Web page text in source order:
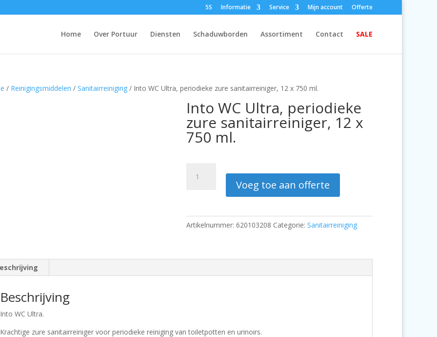
5S Informatie Service Mijn account Offerte
Home Over Portuur Diensten Schaduwborden Assortiment Contact SALE
/ Reinigingsmiddelen / Sanitairreiniging/ Into WC Ultra, periodieke zure sanitairreiniger, 12 x 750 ml.
Into WC Ultra, periodieke
zure sanitairreiniger, 12 x
750 ml.
sanitairreiniger,
750
Voeg toe aan offerte
Artikelnummer:620103208 Categorie:Sanitairreiniging
Beschrijving
Into WC Ultra.
Krachtige zure sanitairreiniger voor periodieke reiniging van toiletpotten en urinoirs.